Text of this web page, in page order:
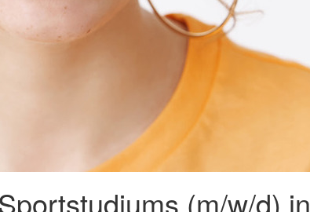
(m/w/d) in